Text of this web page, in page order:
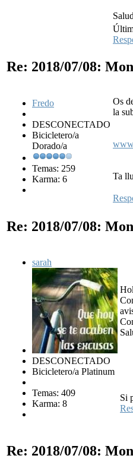
Re: 2018/07/08:
Fredo
DESCONECTADO
Bicicletero/a
Dorado/a
Temas: 259
Karma: 6
Os
la
Ta
Re: 2018/07/08:
sarah
DESCONECTADO
Bicicletero/a Platinum
Temas: 409
Karma: 8
Si
Re: 2018/07/08: